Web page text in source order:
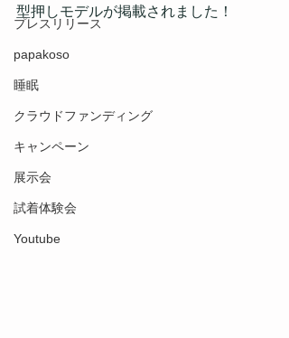
プレスリリース
papakoso
睡眠
クラウドファンディング
キャンペーン
展示会
試着体験会
Youtube
型押しモデルが掲載されました！